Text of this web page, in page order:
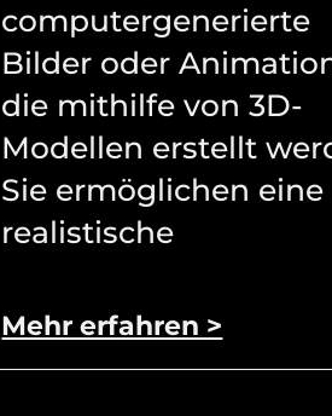
computergenerierte
Bilder oder
die mithilfe von 3D-
Modellen erstellt
Sie ermöglichen eine
realistische
Mehr erfahren >